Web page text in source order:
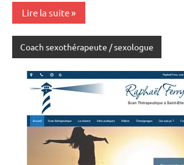
Lire la suite
Coach sexothérapeute / sexologue